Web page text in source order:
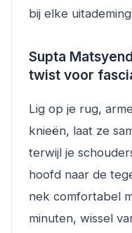
bij elke
Supta
twist voor
Lig op je rug,
knieën, laat ze
terwijl je
hoofd naar de
nek comfortabel
minuten, wissel